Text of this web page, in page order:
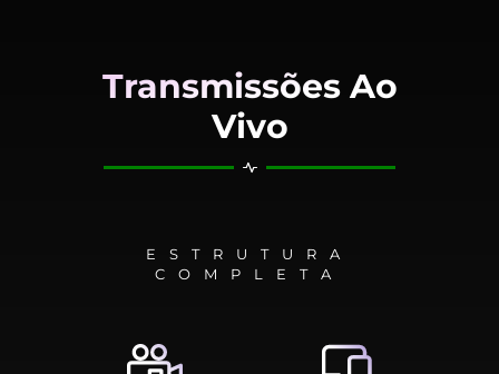
Transmissões Ao
Vivo
ESTRUTURA
COMPLETA